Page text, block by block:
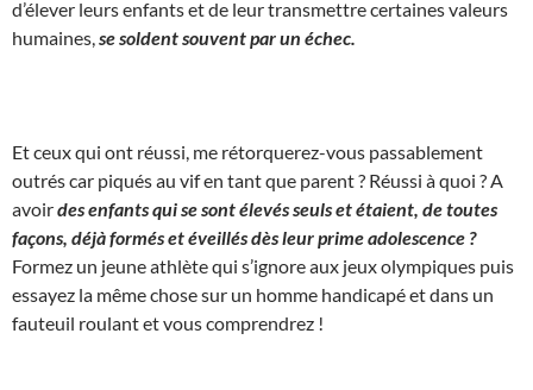
d’élever leurs enfants et de leur transmettre certaines valeurs
humaines, se soldent souvent par un échec.
Et ceux qui ont réussi, me rétorquerez-vous passablement
outrés car piqués au vif en tant que parent ? Réussi à quoi ? A
avoirdes enfants qui se sont élevés seuls et étaient, de toutes
façons, déjà formés et éveillés dès leur prime adolescence ?
Formez un jeune athlète qui s’ignore aux jeux olympiques puis
essayez la même chose sur un homme handicapé et dans un
fauteuil roulant et vous comprendrez !